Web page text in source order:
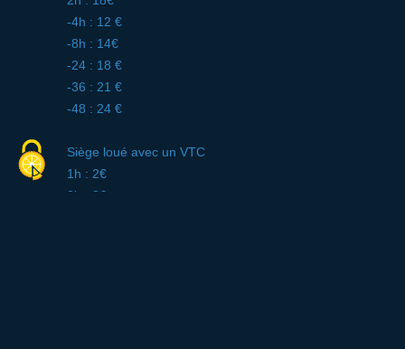
-4h : 12 €
-8h : 14€
-24 : 18 €
-36 : 21 €
-48 : 24 €
Siège loué avec un VTC
1h : 2€
2h : 3€